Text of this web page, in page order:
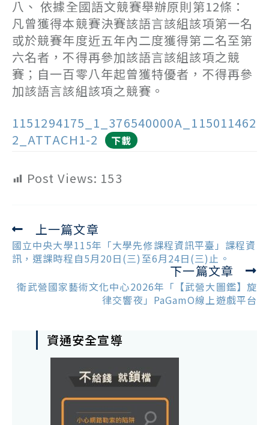
八、 依據全國語文競賽舉辦原則第12條：
凡曾獲得本競賽決賽該語言該組該項第一名
或於競賽年度近五年內二度獲得第二名至第
六名者，不得再參加該語言該組該項之競
賽；自一百零八年起曾獲特優者，不得再參
加該語言該組該項之競賽。
1151294175_1_376540000A_115011462
2_ATTACH1-2
下載
Post Views: 153
Read
more
articles
上一篇文章
國立中央大學115年「大學先修課程資訊平臺」課程資
訊，選課時程自5月20日(三)至6月24日(三)止。
下一篇文章
衛武營國家藝術文化中心2026年「【武營大圖鑑】旋
律交響夜」PaGamO線上遊戲平台
資通安全宣導